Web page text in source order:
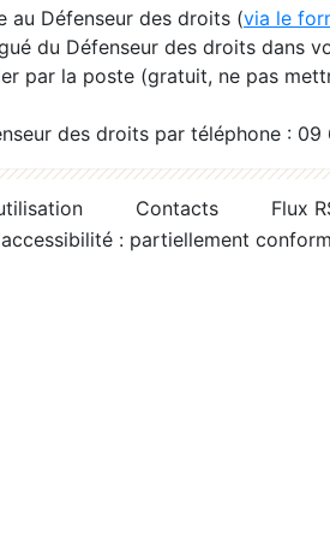
au Défenseur des droits (via le
du Défenseur des droits dans
par la poste (gratuit, ne pas
des droits par téléphone :
Contacts
Flux
: partiellement